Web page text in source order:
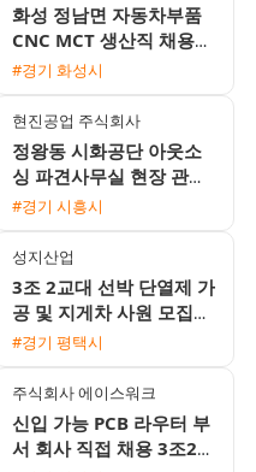
화성 정남면 자동차부품
CNC MCT 생산직 채용
(월 400만원 이상 / 기숙
#경기 화성시
현진공업 주식회사
정왕동 시화공단 아웃소
싱 파견사무실 현장 관리
자 채용
#경기 시흥시
성지산업
3조 2교대 선박 단열제 가
공 및 지게차 사원 모집
상여금과 유류비 지원 1
#경기 평택시
주식회사 에이스워크
신입 가능 PCB 라우터 부
서 회사 직접 채용 3조2교